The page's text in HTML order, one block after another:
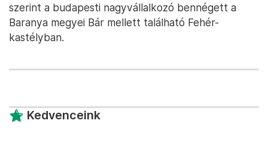
szerint a budapesti nagyvállalkozó bennégett a
Baranya megyei Bár mellett található Fehér-
kastélyban.
Kedvenceink